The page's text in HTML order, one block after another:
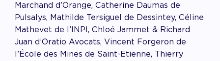
Marchand d’Orange, Catherine Daumas de
Pulsalys, Mathilde Tersiguel de Dessintey, Céline
Mathevet de l’INPI, Chloé Jammet & Richard
Juan d’Oratio Avocats, Vincent Forgeron de
l’École des Mines de Saint-Etienne, Thierry